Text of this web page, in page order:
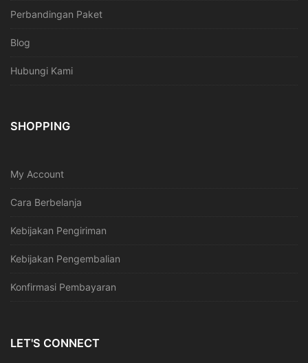
Perbandingan Paket
Blog
Hubungi Kami
SHOPPING
My Account
Cara Berbelanja
Kebijakan Pengiriman
Kebijakan Pengembalian
Konfirmasi Pembayaran
LET'S CONNECT